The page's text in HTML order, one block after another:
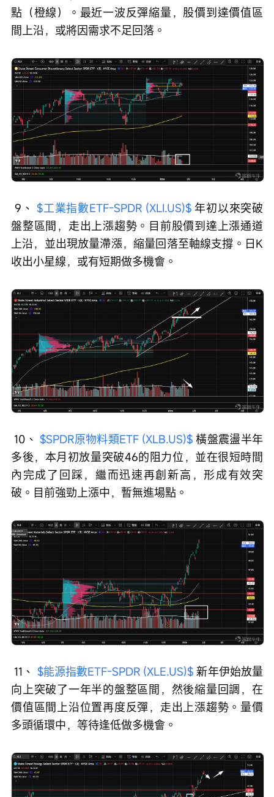
點（橙線）。最近一波反彈縮量，股價到達價值區
間上沿，或將因需求不足回落。
9、 $工業指數ETF-SPDR (XLI.US)$ 年初以來突破
盤整區間，走出上漲趨勢。目前股價到達上漲通道
上沿，並出現放量滯漲，縮量回落至軸線支撐。日K
收出小星線，或有短期做多機會。
10、 $SPDR原物料類ETF (XLB.US)$ 橫盤震盪半年
多後，本月初放量突破46的阻力位，並在很短時間
內完成了回踩，繼而迅速再創新高，形成有效突
破。目前強勁上漲中，暫無進場點。
11、 $能源指數ETF-SPDR (XLE.US)$ 新年伊始放量
向上突破了一年半的盤整區間，然後縮量回調，在
價值區間上沿位置再度反彈，走出上漲趨勢。量價
多頭循環中，等待逢低做多機會。